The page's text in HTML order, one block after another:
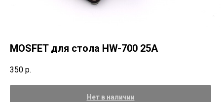
MOSFET для стола HW-700 25A
350 р.
Нет в наличии